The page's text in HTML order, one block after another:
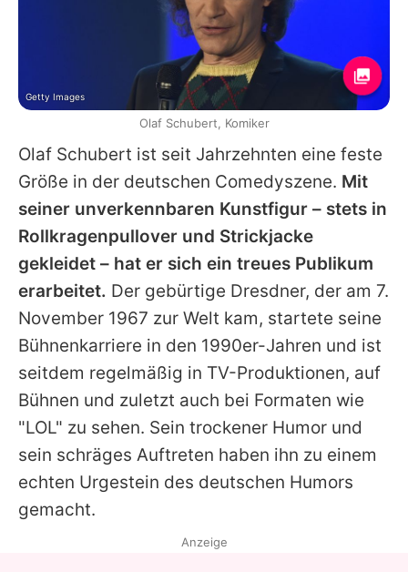
Olaf Schubert ist seit Jahrzehnten eine feste
Größe in der deutschen Comedyszene. Mit
seiner unverkennbaren Kunstfigur – stets in
Rollkragenpullover und Strickjacke
gekleidet – hat er sich ein treues Publikum
erarbeitet. Der gebürtige Dresdner, der am 7.
November 1967 zur Welt kam, startete seine
Bühnenkarriere in den 1990er-Jahren und ist
seitdem regelmäßig in TV-Produktionen, auf
Bühnen und zuletzt auch bei Formaten wie
"LOL" zu sehen. Sein trockener Humor und
sein schräges Auftreten haben ihn zu einem
echten Urgestein des deutschen Humors
gemacht.
Getty Images
Olaf Schubert, Komiker
Anzeige